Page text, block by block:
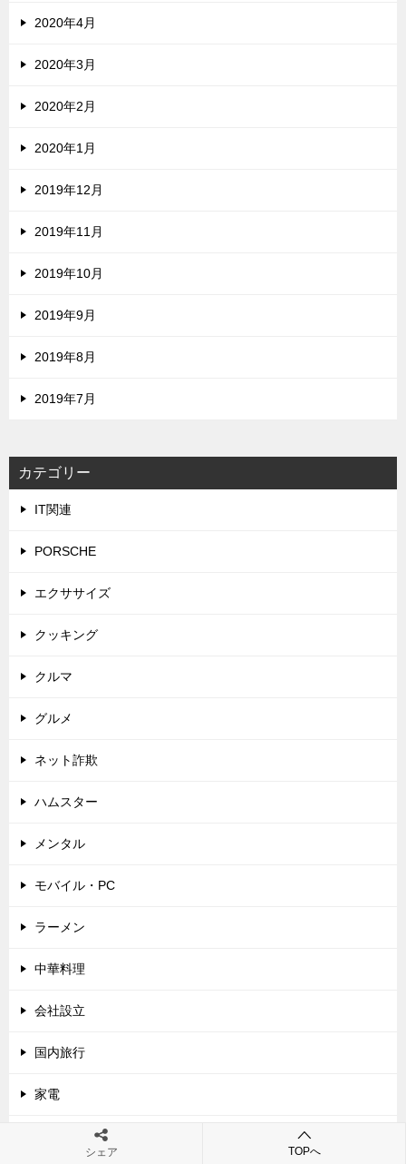
2020年4月
2020年3月
2020年2月
2020年1月
2019年12月
2019年11月
2019年10月
2019年9月
2019年8月
2019年7月
カテゴリー
IT関連
PORSCHE
エクササイズ
クッキング
クルマ
グルメ
ネット詐欺
ハムスター
メンタル
モバイル・PC
ラーメン
中華料理
会社設立
国内旅行
家電
シェア TOPへ